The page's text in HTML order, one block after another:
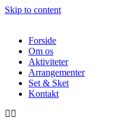
Skip to content
Forside
Om os
Aktiviteter
Arrangementer
Set & Sket
Kontakt